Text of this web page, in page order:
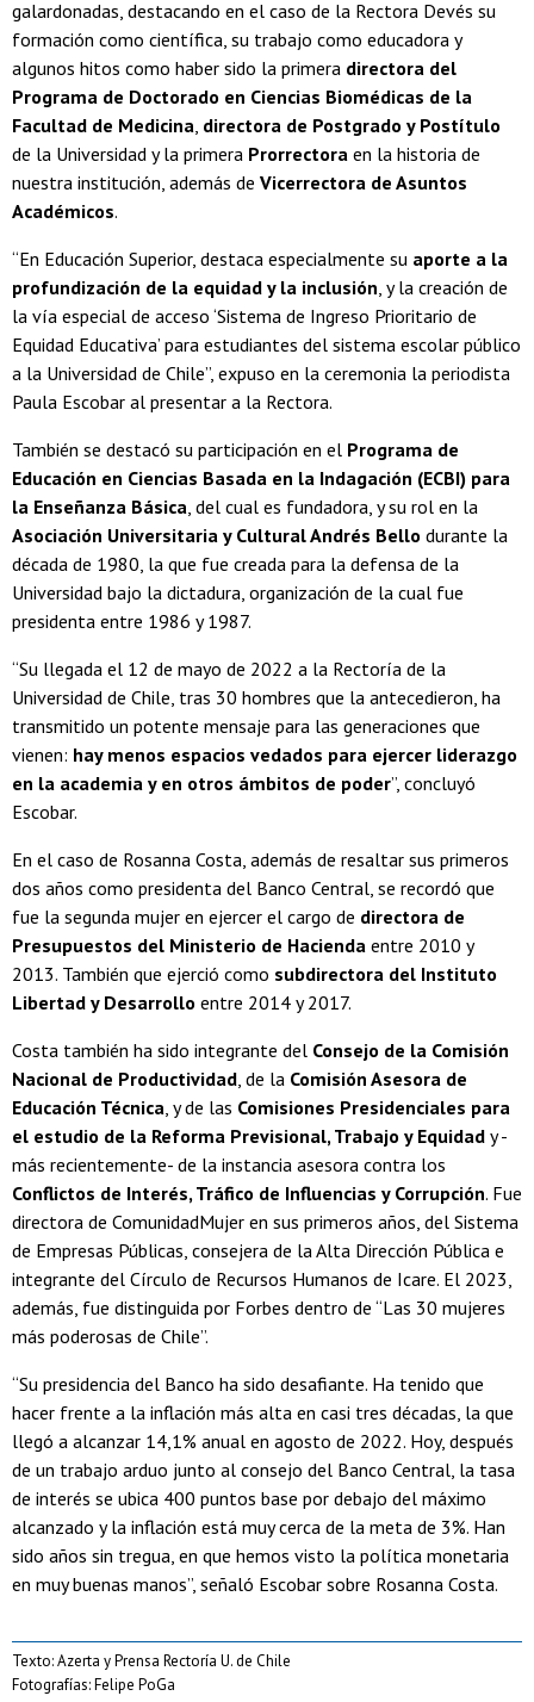
galardonadas, destacando en el caso de la Rectora Devés su
formación como científica, su trabajo como educadora y
algunos hitos como haber sido la primera directora del
Programa de Doctorado en Ciencias Biomédicas de la
Facultad de Medicina, directora de Postgrado y Postítulo
de la Universidad y la primera Prorrectora en la historia de
nuestra institución, además de Vicerrectora de Asuntos
Académicos.
“En Educación Superior, destaca especialmente su aporte a la
profundización de la equidad y la inclusión, y la creación de
la vía especial de acceso ‘Sistema de Ingreso Prioritario de
Equidad Educativa’ para estudiantes del sistema escolar público
a la Universidad de Chile”, expuso en la ceremonia la periodista
Paula Escobar al presentar a la Rectora.
También se destacó su participación en el Programa de
Educación en Ciencias Basada en la Indagación (ECBI) para
la Enseñanza Básica, del cual es fundadora, y su rol en la
Asociación Universitaria y Cultural Andrés Bello durante la
década de 1980, la que fue creada para la defensa de la
Universidad bajo la dictadura, organización de la cual fue
presidenta entre 1986 y 1987.
“Su llegada el 12 de mayo de 2022 a la Rectoría de la
Universidad de Chile, tras 30 hombres que la antecedieron, ha
transmitido un potente mensaje para las generaciones que
vienen: hay menos espacios vedados para ejercer liderazgo
en la academia y en otros ámbitos de poder”, concluyó
Escobar.
En el caso de Rosanna Costa, además de resaltar sus primeros
dos años como presidenta del Banco Central, se recordó que
fue la segunda mujer en ejercer el cargo de directora de
Presupuestos del Ministerio de Hacienda entre 2010 y
2013. También que ejerció como subdirectora del Instituto
Libertad y Desarrollo entre 2014 y 2017.
Costa también ha sido integrante del Consejo de la Comisión
Nacional de Productividad, de la Comisión Asesora de
Educación Técnica, y de las Comisiones Presidenciales para
el estudio de la Reforma Previsional, Trabajo y Equidad y -
más recientemente- de la instancia asesora contra los
Conflictos de Interés, Tráfico de Influencias y Corrupción. Fue
directora de ComunidadMujer en sus primeros años, del Sistema
de Empresas Públicas, consejera de la Alta Dirección Pública e
integrante del Círculo de Recursos Humanos de Icare. El 2023,
además, fue distinguida por Forbes dentro de “Las 30 mujeres
más poderosas de Chile”.
“Su presidencia del Banco ha sido desafiante. Ha tenido que
hacer frente a la inflación más alta en casi tres décadas, la que
llegó a alcanzar 14,1% anual en agosto de 2022. Hoy, después
de un trabajo arduo junto al consejo del Banco Central, la tasa
de interés se ubica 400 puntos base por debajo del máximo
alcanzado y la inflación está muy cerca de la meta de 3%. Han
sido años sin tregua, en que hemos visto la política monetaria
en muy buenas manos”, señaló Escobar sobre Rosanna Costa.
Texto: Azerta y Prensa Rectoría U. de Chile
Fotografías: Felipe PoGa